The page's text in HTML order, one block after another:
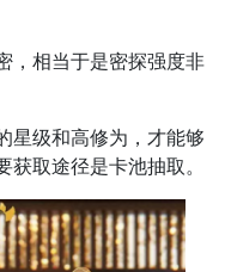
，相当于是密探强度非
星级和高修为，才能够
取途径是卡池抽取。